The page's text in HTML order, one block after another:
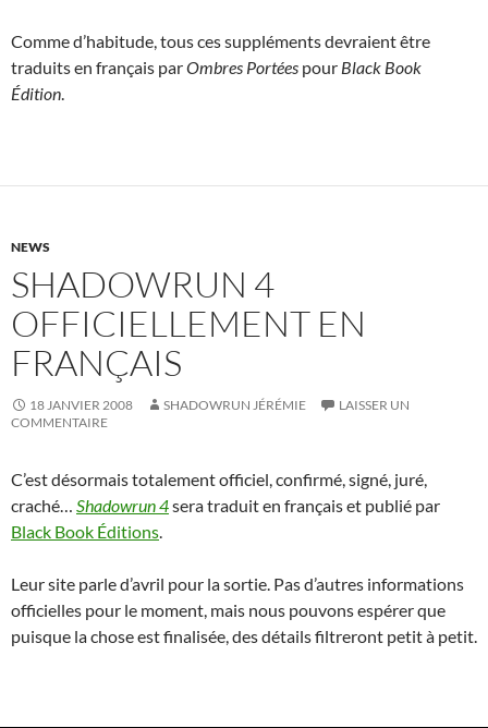
Comme d’habitude, tous ces suppléments devraient être
traduits en français parOmbres Portées pour Black Book
Édition.
NEWS
SHADOWRUN 4
OFFICIELLEMENT EN
FRANÇAIS
18 JANVIER 2008 SHADOWRUN JÉRÉMIE
LAISSER UN
COMMENTAIRE
C’est désormais totalement officiel, confirmé, signé, juré,
craché… Shadowrun 4sera traduit en français et publié par
Black Book Éditions.
Leur site parle d’avril pour la sortie. Pas d’autres informations
officielles pour le moment, mais nous pouvons espérer que
puisque la chose est finalisée, des détails filtreront petit à petit.